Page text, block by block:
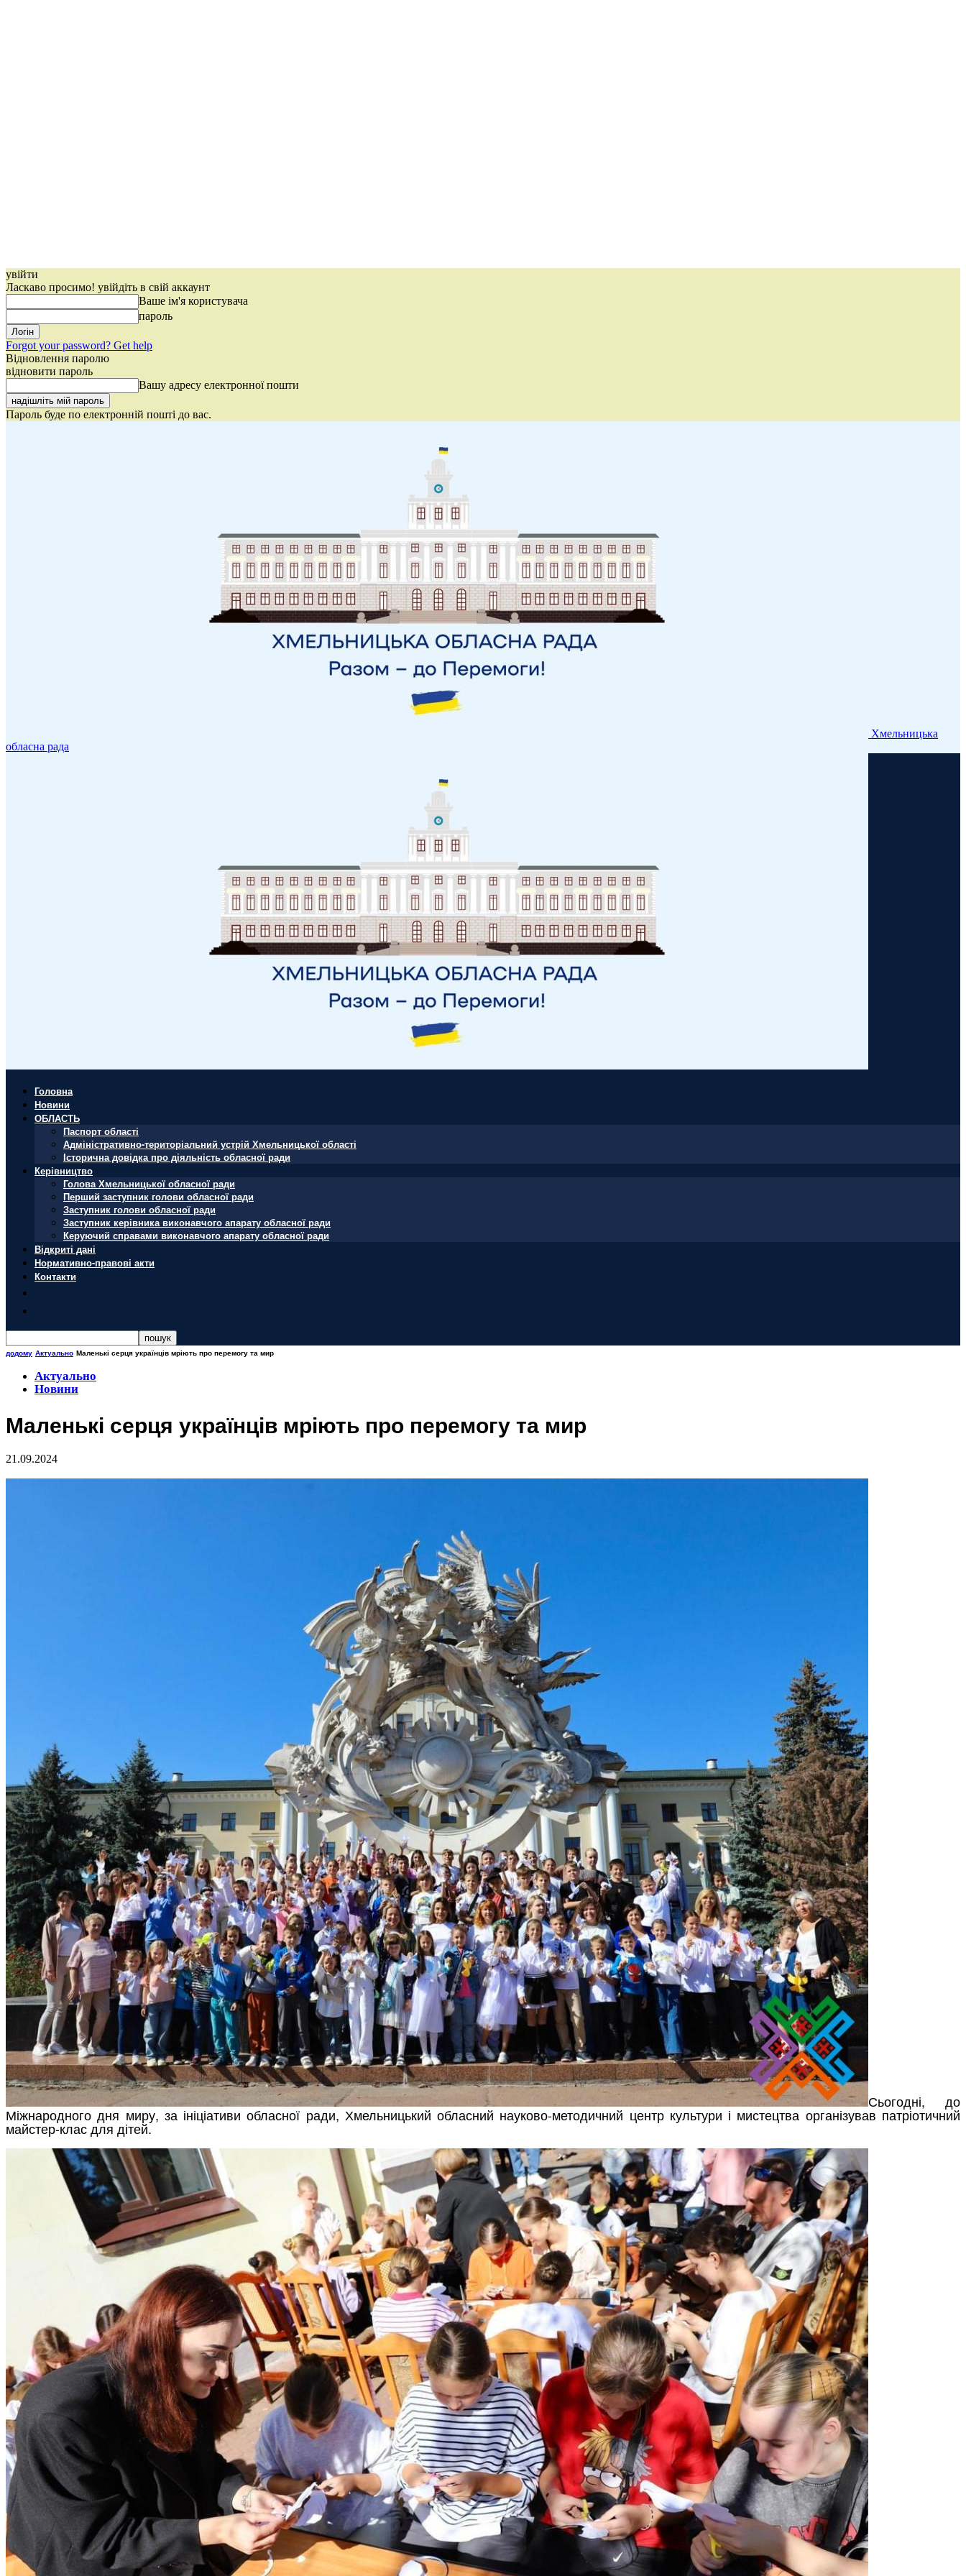
увійти
Ласкаво просимо! увійдіть в свій аккаунт
Ваше ім'я користувача
пароль
Forgot your password? Get help
Відновлення паролю
відновити пароль
Вашу адресу електронної пошти
Пароль буде по електронній пошті до вас.
Хмельницька
обласна рада
Головна
Новини
ОБЛАСТЬ
Паспорт області
Адміністративно-територіальний устрій Хмельницької області
Історична довідка про діяльність обласної ради
Керівництво
Голова Хмельницької обласної ради
Перший заступник голови обласної ради
Заступник голови обласної ради
Заступник керівника виконавчого апарату обласної ради
Керуючий справами виконавчого апарату обласної ради
Відкриті дані
Нормативно-правові акти
Контакти
додому Актуально Маленькі серця українців мріють про перемогу та мир
Актуально
Новини
Маленькі серця українців мріють про перемогу та мир
21.09.2024
Сьогодні, до
Міжнародного дня миру, за ініціативи обласної ради, Хмельницький обласний науково-методичний центр культури і мистецтва організував патріотичний
майстер-клас для дітей.